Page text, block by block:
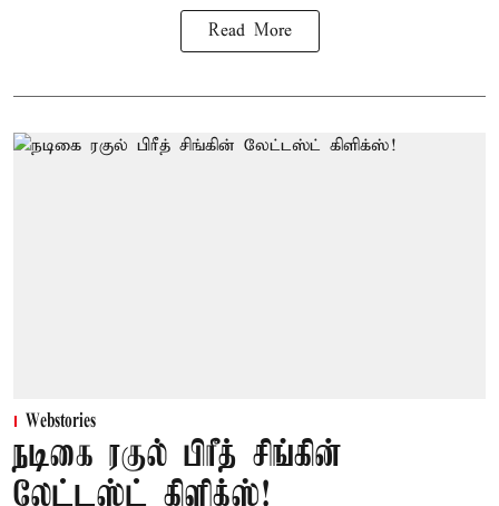
Read More
Webstories
நடிகை ரகுல் பிரீத் சிங்கின்
லேட்டஸ்ட் கிளிக்ஸ்!